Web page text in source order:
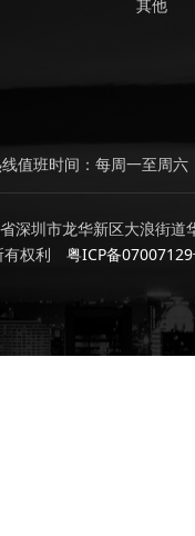
其他
值班时间：每周一至周
深圳市龙华新区大浪街
权利
粤ICP备